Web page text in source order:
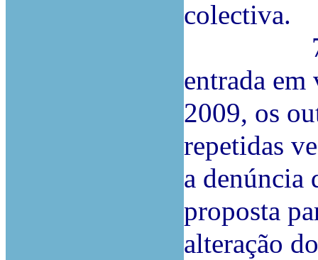
colectiva.
7.ª
entrada
2009, os
repetidas
a denúncia
proposta
alteração